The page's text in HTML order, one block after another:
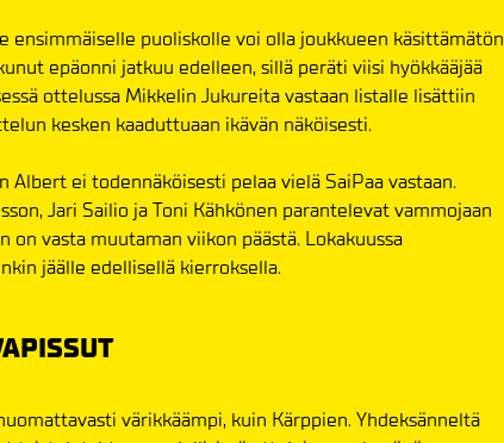
ensimmäiselle puoliskolle voi olla joukkueen käsittämätön
epäonni jatkuu edelleen, sillä peräti viisi hyökkääjää
ottelussa Mikkelin Jukureita vastaan listalle lisättiin
kesken kaaduttuaan ikävän näköisesti.
Albert ei todennäköisesti pelaa vielä SaiPaa vastaan.
Jari Sailio ja Toni Kähkönen parantelevat vammojaan
on vasta muutaman viikon päästä. Lokakuussa
jäälle edellisellä kierroksella.
värikkäämpi, kuin Kärppien. Yhdeksänneltä